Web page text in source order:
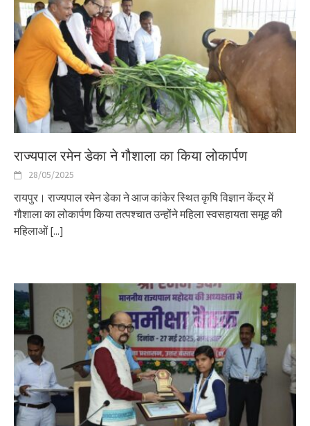
राज्यपाल रमेन डेका ने गौशाला का किया लोकार्पण
28/05/2025
रायपुर। राज्यपाल रमेन डेका ने आज कांकेर स्थित कृषि विज्ञान केंद्र में
गौशाला का लोकार्पण किया तत्पश्चात उन्होंने महिला स्वसहायता समूह की
महिलाओं[...]